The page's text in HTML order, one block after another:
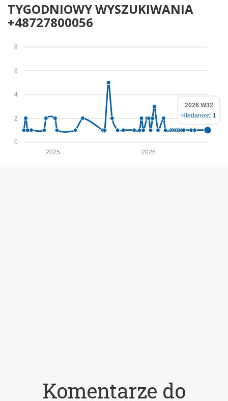
TYGODNIOWY WYSZUKIWANIA
+48727800056
0
2
4
6
8
2026
2025
2026 W32
Hledanost: 1
Komentarze do